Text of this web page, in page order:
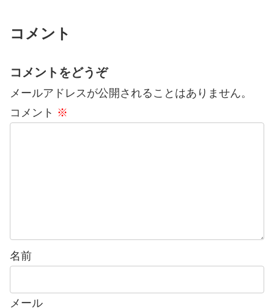
コメント
コメントをどうぞ
メールアドレスが公開されることはありません。
コメント ※
名前
メール